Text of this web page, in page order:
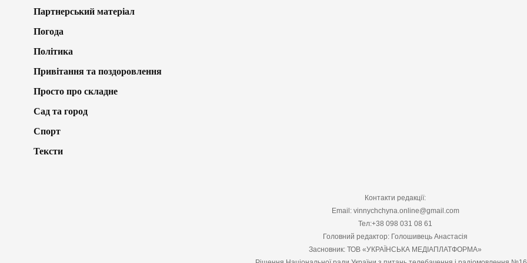
Партнерський матеріал
Погода
Політика
Привітання та поздоровлення
Просто про складне
Сад та город
Спорт
Тексти
Контакти редакції:
Email: vinnychchyna.online@gmail.com
Тел:+38 098 031 08 61
Головний редактор: Голошивець Анастасія
Засновник: ТОВ «УКРАЇНСЬКА МЕДІАПЛАТФОРМА»